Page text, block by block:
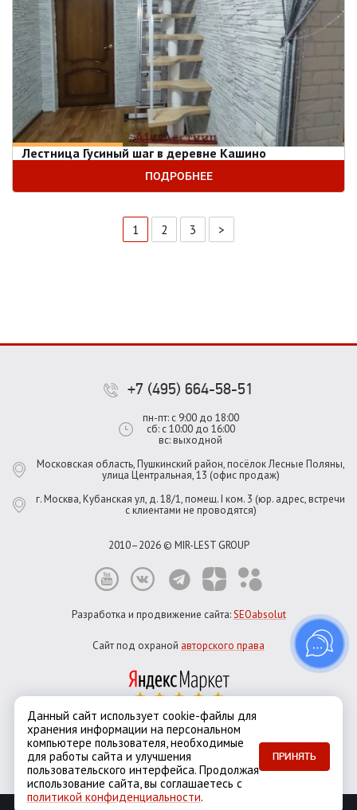
Лестница Гусиный шаг в деревне Кашино
ПОДРОБНЕЕ
1 2 3 >
+7 (495) 664-58-51
пн-пт: с 9:00 до 18:00
сб: с 10:00 до 16:00
вс: выходной
Московская область, Пушкинский район, посёлок Лесные Поляны,
улица Центральная, 13 (офис продаж)
г. Москва, Кубанская ул, д. 18/1, помещ. I ком. 3 (юр. адрес, встречи
с клиентами не проводятся)
2010–2026 © MIR-LEST GROUP
Разработка и продвижение сайта:SEOabsolut
Сайт под охраной авторского права
Город:Москва
ЕкатеринбургКазаньНовосибирскСанкт-Петербург
Данный сайт использует cookie-файлы для
хранения информации на персональном
компьютере пользователя, необходимые
для работы сайта и улучшения
пользовательского интерфейса. Продолжая
использование сайта, вы соглашаетесь с
политикой конфиденциальности.
ПРИНЯТЬ